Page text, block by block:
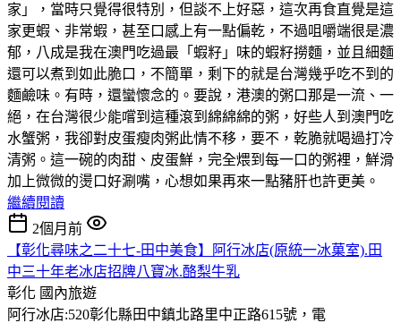
家」，當時只覺得很特別，但談不上好惡，這次再食直覺是這
家更蝦、非常蝦，甚至口感上有一點偏乾，不過咀嚼端很是濃
郁，八成是我在澳門吃過最「蝦籽」味的蝦籽撈麵，並且細麵
還可以煮到如此脆口，不簡單，剩下的就是台灣幾乎吃不到的
麵鹼味。有時，還蠻懷念的。要說，港澳的粥口那是一流、一
絕，在台灣很少能嚐到這種滾到綿綿綿的粥，好些人到澳門吃
水蟹粥，我卻對皮蛋瘦肉粥此情不移，要不，乾脆就喝過打冷
清粥。這一碗的肉甜、皮蛋鮮，完全煨到每一口的粥裡，鮮滑
加上微微的燙口好涮嘴，心想如果再來一點豬肝也許更美。
繼續閱讀
2個月前
【彰化尋味之二十七-田中美食】阿行冰店(原統一冰菓室).田
中三十年老冰店招牌八寶冰.酪梨牛乳
彰化 國內旅遊
阿行冰店:520彰化縣田中鎮北路里中正路615號，電